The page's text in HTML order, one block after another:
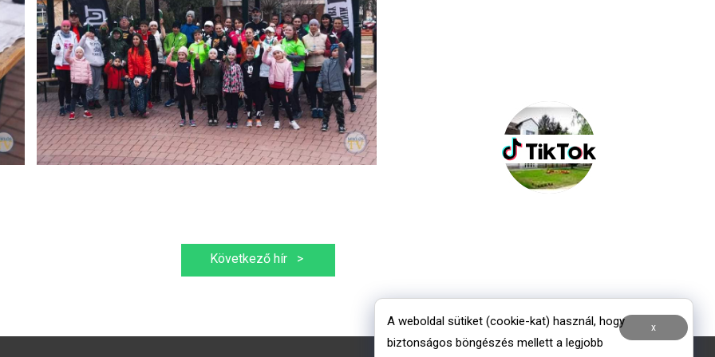
Következő hír >
x
A weboldal sütiket (cookie-kat) használ, hogy
biztonságos böngészés mellett a legjobb